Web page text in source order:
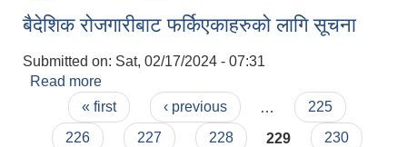
बैदेशिक रोजगारीबाट फर्किएकाहरुको लागि सूचना
Submitted on: Sat, 02/17/2024 - 07:31
Read more
Pages« first ‹ previous
225
226
227 228 229
230